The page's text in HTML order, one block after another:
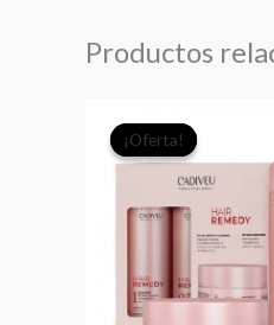
Productos
¡Oferta!
¡Oferta! precio
original
era: